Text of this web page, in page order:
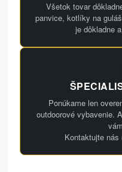
Všetok tovar
panvice, kotlíky na
je dôkladne
Ponúkame len
outdoorové vybavenie.
Kontaktujte nás